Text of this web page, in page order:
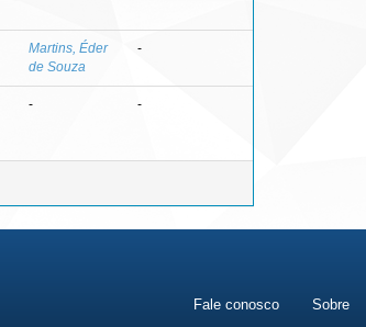
Martins, Éder
de Souza
-
- -
Fale conosco Sobre